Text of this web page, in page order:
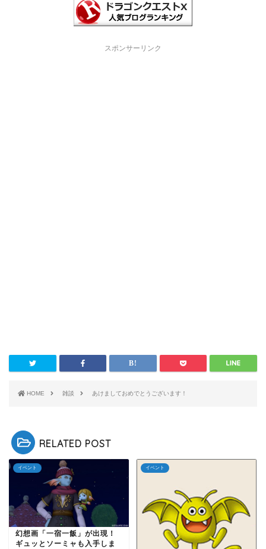
スポンサーリンク
HOME 雑談 あけましておめでとうございます！
RELATED POST
イベント
幻想画「一宿一飯」が出現！
ギュッとソーミャも入手しま
イベント